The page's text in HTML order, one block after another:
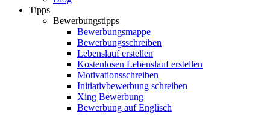
Tipps
Bewerbungstipps
Bewerbungsmappe
Bewerbungsschreiben
Lebenslauf erstellen
Kostenlosen Lebenslauf erstellen
Motivationsschreiben
Initiativbewerbung schreiben
Xing Bewerbung
Bewerbung auf Englisch